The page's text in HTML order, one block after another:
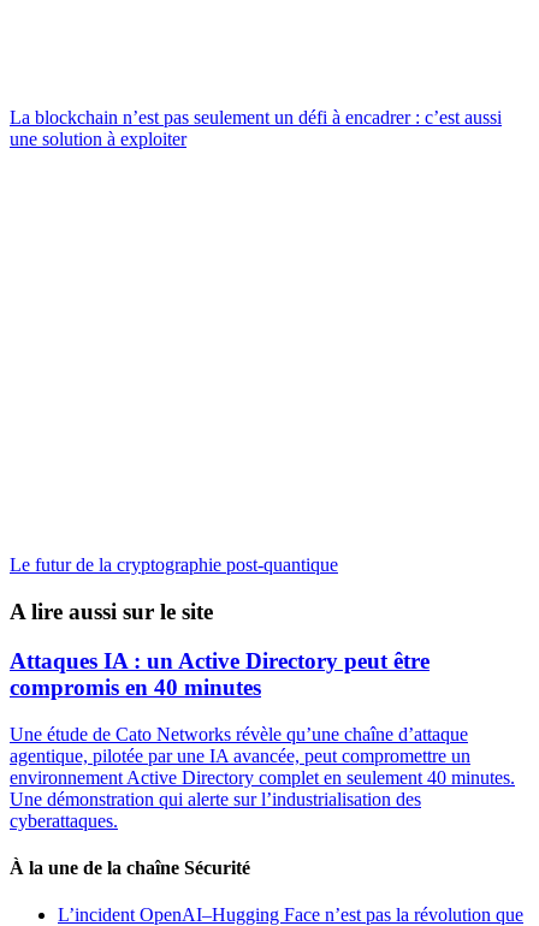
La blockchain n’est pas seulement un défi à encadrer : c’est aussi
une solution à exploiter
Le futur de la cryptographie post-quantique
A lire aussi sur le site
Attaques IA : un Active Directory peut être
compromis en 40 minutes
Une étude de Cato Networks révèle qu’une chaîne d’attaque
agentique, pilotée par une IA avancée, peut compromettre un
environnement Active Directory complet en seulement 40 minutes.
Une démonstration qui alerte sur l’industrialisation des
cyberattaques.
À la une de la chaîne Sécurité
L’incident OpenAI–Hugging Face n’est pas la révolution que